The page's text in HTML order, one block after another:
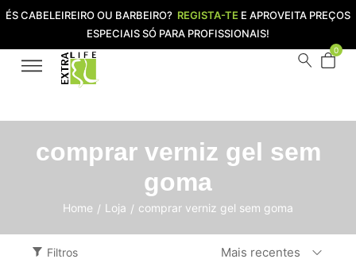
ÉS CABELEIREIRO OU BARBEIRO? REGISTA-TE E APROVEITA PREÇOS
ESPECIAIS SÓ PARA PROFISSIONAIS!
0
comprar verniz gel sem
goma
Home / Loja / comprar verniz gel sem goma
Filtros Mais recentes